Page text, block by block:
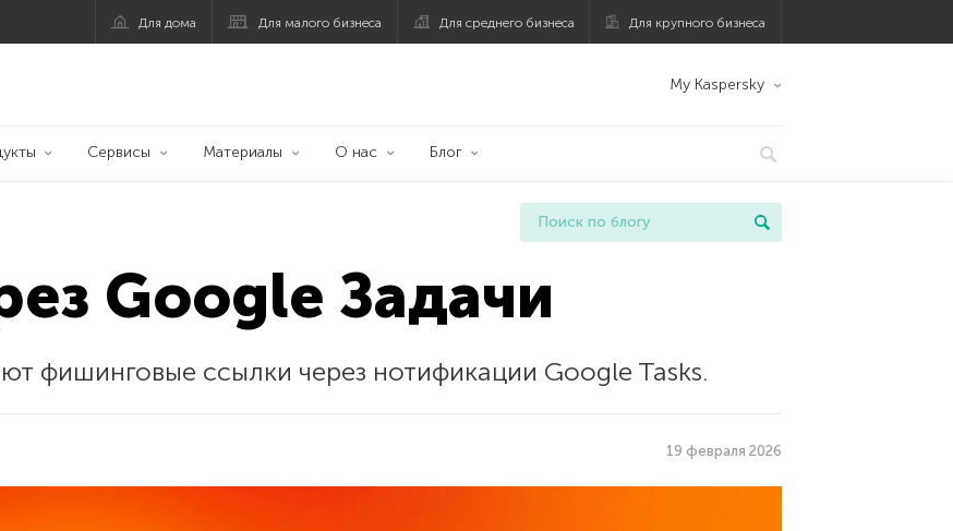
Для дома Для малого бизнеса Для среднего бизнеса Для крупного бизнеса
My Kaspersky
Сервисы Материалы О нас Блог
Google Задачи
фишинговые ссылки через нотификации Google Tasks.
19 февраля 2026